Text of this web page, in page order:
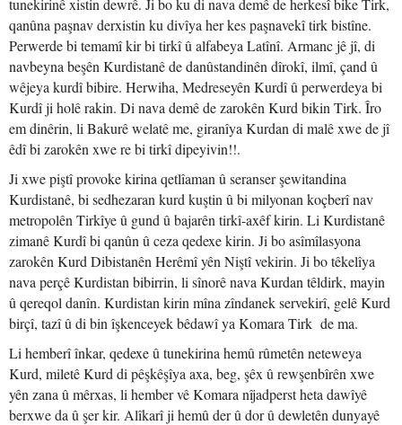
tunekirinê xistin dewrê. Ji bo ku di nava demê de herkesî bike Tirk,
qanûna paşnav derxistin ku divîya her kes paşnavekî tirk bistîne.
Perwerde bi temamî kir bi tirkî û alfabeya Latînî. Armanc jê jî, di
navbeyna beşên Kurdistanê de danûstandinên dîrokî, ilmî, çand û
wêjeya kurdî bibire. Herwiha, Medreseyên Kurdî û perwerdeya bi
Kurdî ji holê rakin. Di nava demê de zarokên Kurd bikin Tirk. Îro
em dinêrin, li Bakurê welatê me, giranîya Kurdan di malê xwe de jî
êdî bi zarokên xwe re bi tirkî dipeyivin!!.
Ji xwe piştî provoke kirina qetlîaman û seranser şewitandina
Kurdistanê, bi sedhezaran kurd kuştin û bi milyonan koçberî nav
metropolên Tirkîye û gund û bajarên tirkî-axêf kirin. Li Kurdistanê
zimanê Kurdî bi qanûn û ceza qedexe kirin. Ji bo asîmîlasyona
zarokên Kurd Dibistanên Herêmî yên Niştî vekirin. Ji bo têkelîya
nava perçê Kurdistan bibirrin, li sînorê nava Kurdan têldirk, mayin
û qereqol danîn. Kurdistan kirin mîna zîndanek servekirî, gelê Kurd
birçî, tazî û di bin îşkenceyek bêdawî ya Komara Tirk de ma.
Li hemberî înkar, qedexe û tunekirina hemû rûmetên neteweya
Kurd, miletê Kurd di pêşkêşîya axa, beg, şêx û rewşenbîrên xwe
yên zana û mêrxas, li hember vê Komara nîjadperst heta dawîyê
berxwe da û şer kir. Alîkarî ji hemû der û dor û dewletên dunyayê